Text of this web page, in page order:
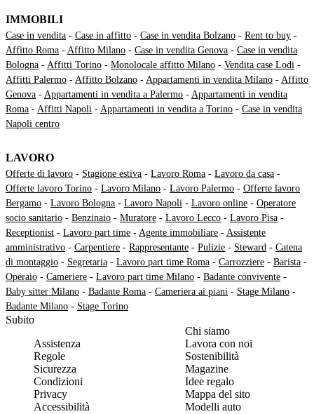
IMMOBILI
Case in vendita - Case in affitto - Case in vendita Bolzano - Rent to buy -
Affitto Roma - Affitto Milano - Case in vendita Genova - Case in vendita
Bologna - Affitti Torino - Monolocale affitto Milano - Vendita case Lodi -
Affitti Palermo - Affitto Bolzano - Appartamenti in vendita Milano - Affitto
Genova - Appartamenti in vendita a Palermo - Appartamenti in vendita
Roma - Affitti Napoli - Appartamenti in vendita a Torino - Case in vendita
Napoli centro
LAVORO
Offerte di lavoro - Stagione estiva - Lavoro Roma - Lavoro da casa -
Offerte lavoro Torino - Lavoro Milano - Lavoro Palermo - Offerte lavoro
Bergamo - Lavoro Bologna - Lavoro Napoli - Lavoro online - Operatore
socio sanitario - Benzinaio - Muratore - Lavoro Lecco - Lavoro Pisa -
Receptionist - Lavoro part time - Agente immobiliare - Assistente
amministrativo - Carpentiere - Rappresentante - Pulizie - Steward - Catena
di montaggio - Segretaria - Lavoro part time Roma - Carrozziere - Barista -
Operaio - Cameriere - Lavoro part time Milano - Badante convivente -
Baby sitter Milano - Badante Roma - Cameriera ai piani - Stage Milano -
Badante Milano - Stage Torino
Subito
Assistenza
Regole
Sicurezza
Condizioni
Privacy
Accessibilità
Chi siamo
Lavora con noi
Sostenibilità
Magazine
Idee regalo
Mappa del sito
Modelli auto